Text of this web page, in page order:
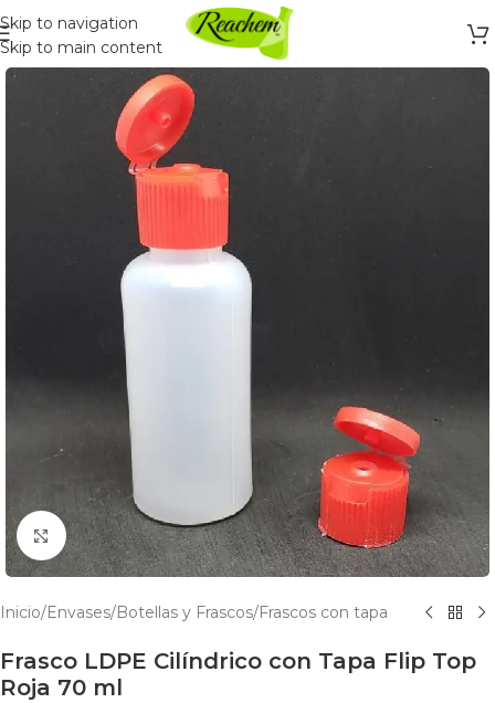
Skip to navigation
Skip to main content
Click to enlarge
Inicio/Envases/Botellas y Frascos/Frascos con tapa
Frasco LDPE Cilíndrico con Tapa Flip Top
Roja 70 ml